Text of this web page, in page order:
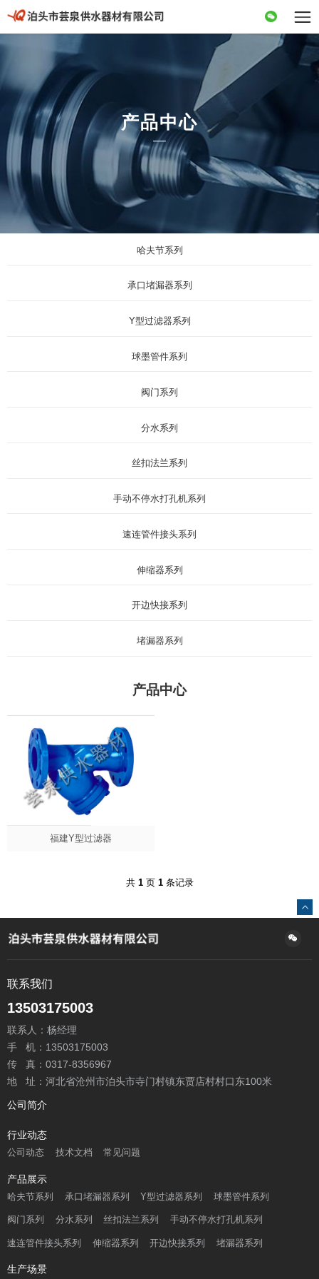
产品中心
哈夫节系列
承口堵漏器系列
Y型过滤器系列
球墨管件系列
阀门系列
分水系列
丝扣法兰系列
手动不停水打孔机系列
速连管件接头系列
伸缩器系列
开边快接系列
堵漏器系列
产品中心
福建Y型过滤器
共 1页 1条记录
联系我们
13503175003
联系人：杨经理
手 机：13503175003
传 真：0317-8356967
地 址：河北省沧州市泊头市寺门村镇东贾店村村口东100米
公司简介
行业动态
公司动态 技术文档 常见问题
产品展示
哈夫节系列 承口堵漏器系列 Y型过滤器系列 球墨管件系列
阀门系列 分水系列 丝扣法兰系列 手动不停水打孔机系列
速连管件接头系列 伸缩器系列 开边快接系列 堵漏器系列
生产场景